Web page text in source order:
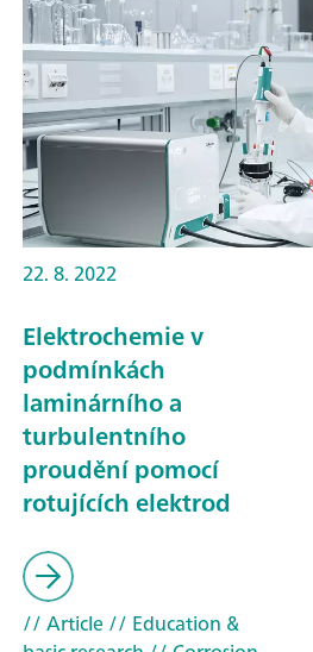
22. 8. 2022
Elektrochemie v
podmínkách
laminárního a
turbulentního
proudění pomocí
rotujících elektrod
// Article// Education &